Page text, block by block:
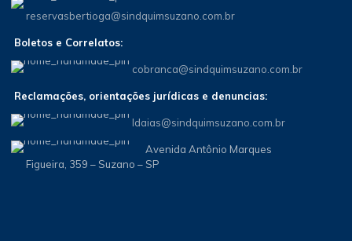
reservasbertioga@sindquimsuzano.com.br
Boletos e Correlatos:
cobranca@sindquimsuzano.com.br
Reclamações, orientações jurídicas e denuncias:
Idaias@sindquimsuzano.com.br
Avenida Antônio Marques
Figueira, 359 – Suzano – SP